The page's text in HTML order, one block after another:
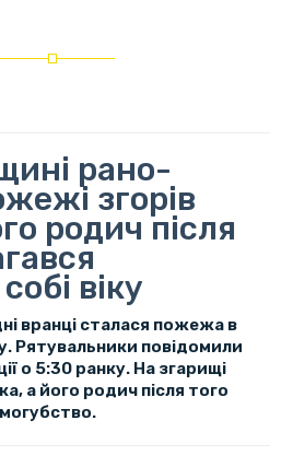
рано-
згорів
родич після
віку
вранці сталася пожежа в
Рятувальники повідомили
о 5:30 ранку. На згарищі
а його родич після того